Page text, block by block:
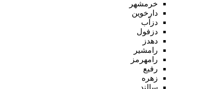
خرمشهر
دارخوین
دزآب
دزفول
دهدز
رامشیر
رامهرمز
رفیع
زهره
سالند